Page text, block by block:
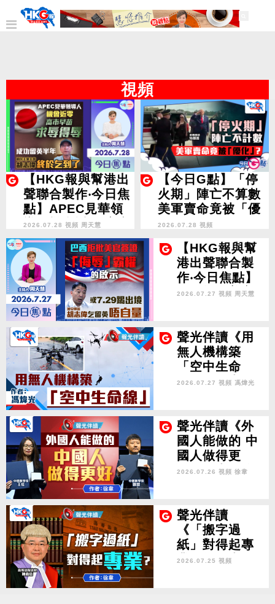
視頻
【HKG報與幫港出
聲聯合製作‧今日焦
點】APEC見華領
導人機會近零 高市
早苗求辱得辱 成功
留英半年 胡志偉終
於乞到了
2026.07.28 視頻 周天慧
【今日G點】「停
火期」陣亡不算數
美軍賣命竟被「優
化」？
2026.07.28 視頻
【HKG報與幫
港出聲聯合製
作‧今日焦點】
巴西拒批美官
7.29踢出境 胡
志偉乞留英唔
自量
2026.07.27 視頻 周天慧
聲光伴讀《用
無人機構築
「空中生命
線」》作者：
2026.07.27 視頻 馮煒光
聲光伴讀《外
國人能做的 中
國人做得更
好》作者：徐
2026.07.26 視頻 徐韋
聲光伴讀
《「搬字過
紙」對得起專
業？》作者：
2026.07.25 視頻